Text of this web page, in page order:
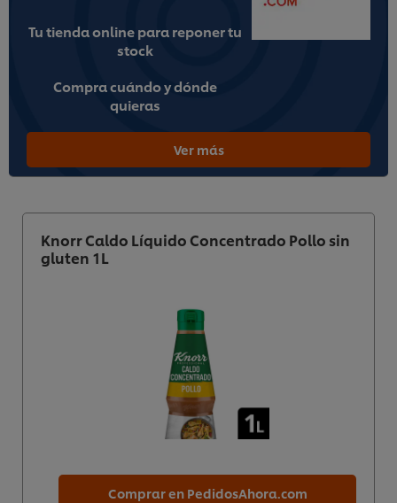
Tu tienda online para reponer tu
stock
Compra cuándo y dónde
quieras
Ver más
Knorr Caldo Líquido Concentrado Pollo sin
gluten 1L
Comprar en PedidosAhora.com